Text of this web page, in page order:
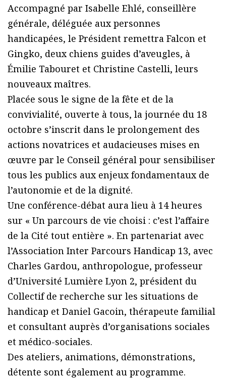
Accompagné par Isabelle Ehlé, conseillère
générale, déléguée aux personnes
handicapées, le Président remettra Falcon et
Gingko, deux chiens guides d’aveugles, à
Émilie Tabouret et Christine Castelli, leurs
nouveaux maîtres.
Placée sous le signe de la fête et de la
convivialité, ouverte à tous, la journée du 18
octobre s’inscrit dans le prolongement des
actions novatrices et audacieuses mises en
œuvre par le Conseil général pour sensibiliser
tous les publics aux enjeux fondamentaux de
l’autonomie et de la dignité.
Une conférence-débat aura lieu à 14 heures
sur « Un parcours de vie choisi : c’est l’affaire
de la Cité tout entière ». En partenariat avec
l’Association Inter Parcours Handicap 13, avec
Charles Gardou, anthropologue, professeur
d’Université Lumière Lyon 2, président du
Collectif de recherche sur les situations de
handicap et Daniel Gacoin, thérapeute familial
et consultant auprès d’organisations sociales
et médico-sociales.
Des ateliers, animations, démonstrations,
détente sont également au programme.